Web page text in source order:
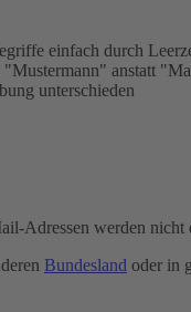
einfach durch
anstatt
unterschieden
Adressen werden
Bundesland oder in